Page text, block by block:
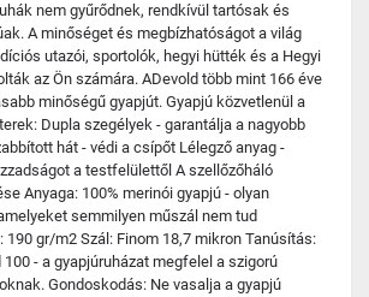
nem gyűrődnek, rendkívül tartósak és
A minőséget és megbízhatóságot a világ
utazói, sportolók, hegyi hütték és a Hegyi
az Ön számára. ADevold több mint 166 éve
minőségű gyapjút. Gyapjú közvetlenül a
Dupla szegélyek - garantálja a nagyobb
hát - védi a csípőt Lélegző anyag -
a testfelülettől A szellőzőháló
Anyaga: 100% merinói gyapjú - olyan
semmilyen műszál nem tud
190 gr/m2 Szál: Finom 18,7 mikron Tanúsítás:
100 - a gyapjúruházat megfelel a szigorú
Gondoskodás: Ne vasalja a gyapjú